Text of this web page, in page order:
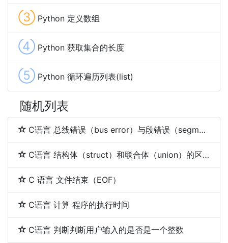
③ Python 定义数组
④ Python 获取集合的长度
⑤ Python 循环遍历列表(list)
随机列表
C语言 总线错误（bus error）与段错误（segmentation fault）
C语言 结构体（struct）和联合体（union）的区别
C 语言 文件结束（EOF）
C语言 计算 程序的执行时间
C语言 判断判断用户输入的是否是一个整数